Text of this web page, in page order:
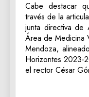
Cabe destacar
través de la
junta directiva de
Área de Medicina
Mendoza,
Horizontes 2023-
el rector César